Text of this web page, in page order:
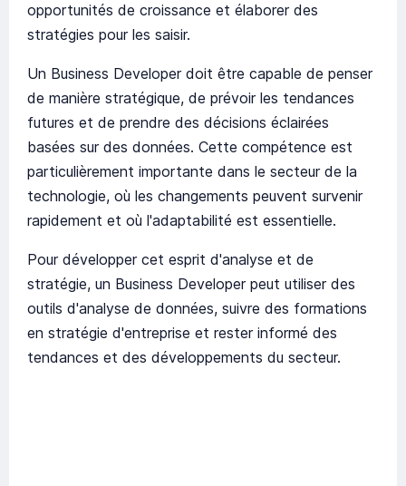
opportunités de croissance et élaborer des
stratégies pour les saisir.
Un Business Developer doit être capable de penser
de manière stratégique, de prévoir les tendances
futures et de prendre des décisions éclairées
basées sur des données. Cette compétence est
particulièrement importante dans le secteur de la
technologie, où les changements peuvent survenir
rapidement et où l'adaptabilité est essentielle.
Pour développer cet esprit d'analyse et de
stratégie, un Business Developer peut utiliser des
outils d'analyse de données, suivre des formations
en stratégie d'entreprise et rester informé des
tendances et des développements du secteur.